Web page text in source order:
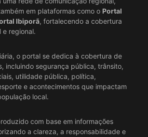
em plataformas como o Portal
Ibiporã, fortalecendo a cobertura
e regional.
o portal se dedica à cobertura de
incluindo segurança pública, trânsito,
utilidade pública, política,
e acontecimentos que impactam
local.
com base em informações
a clareza, a responsabilidade e